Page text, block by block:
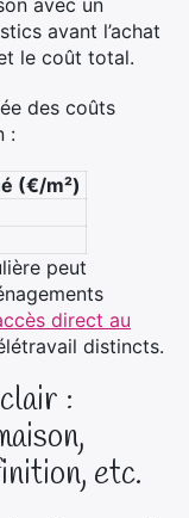
avec un
avant l’achat
le coût total.
des coûts
:
(€/m²)
peut
direct au
distincts.
:
etc.